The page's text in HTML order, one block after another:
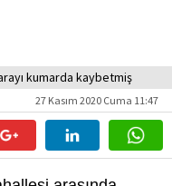
27 Kasım 2020 Cuma 11:47